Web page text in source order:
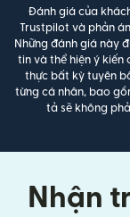
Đánh giá của
Trustpilot và phản
Những đánh giá này
tin và thể hiện ý kiến
thực bất kỳ tuyên
từng cá nhân, bao
tả sẽ không
Nhận